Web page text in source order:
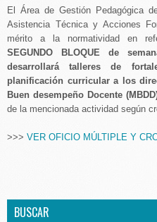
El Área de Gestión Pedagógica
Asistencia Técnica y Acciones
mérito a la normatividad en
SEGUNDO BLOQUE de
desarrollará talleres de
planificación curricular a los
Buen desempeño Docente
de la mencionada actividad según
>>> VER OFICIO MÚLTIPLE Y
BUSCAR